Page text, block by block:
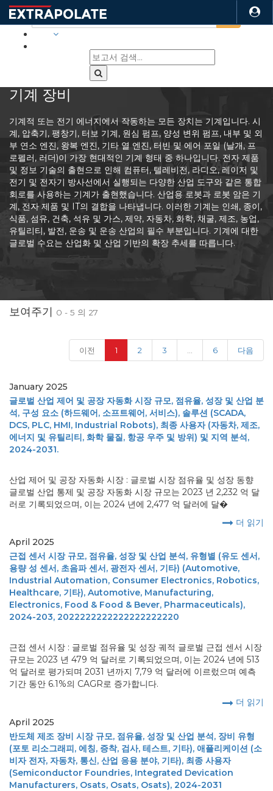
기계 장비
기계적 또는 전기 에너지에서 작동하는 모든 장치는 기계입니다. 시
계, 압축기, 팽창기, 터보 기계, 원심 펌프, 양성 변위 펌프, 내부 및 외
부 연소 엔진, 왕복 엔진, 기타 열 엔진, 터빈 및 에어 포일 (날개, 프
로펠러, 러더)이 가장 현대적인 기계 형태 중 하나입니다. 전자 제품
및 정보 기술의 출현으로 인해 컴퓨터, 텔레비전, 라디오, 레이저 및
전기 및 전자기 방사선에서 실행되는 다양한 산업 도구와 같은 통합
회로를 사용하는 기계가 출현했습니다. 산업용 로봇과 로봇 암은 기
계, 전자 제품 및 IT의 결합을 나타냅니다. 이러한 기계는 인쇄, 종이,
식품, 섬유, 건축, 석유 및 가스, 제약, 자동차, 화학, 채굴, 제조, 농업,
유틸리티, 발전, 운송 및 운송 산업의 필수 부분입니다. 기계에 대한
글로벌 수요는 산업화 및 산업 기반의 확장 추세를 따릅니다.
보여주기 0 - 5 의 27
이전 1 (current)
2 3 6 다음
January 2025
글로벌 산업 제어 및 공장 자동화 시장 규모, 점유율, 성장 및 산업 분
석, 구성 요소 (하드웨어, 소프트웨어, 서비스), 솔루션 (SCADA,
DCS, PLC, HMI, Industrial Robots), 최종 사용자 (자동차, 제조,
에너지 및 유틸리티, 화학 물질, 항공 우주 및 방위) 및 지역 분석,
2024-2031.
산업 제어 및 공장 자동화 시장 : 글로벌 시장 점유율 및 성장 동향
글로벌 산업 통제 및 공장 자동화 시장 규모는 2023 년 2,232 억 달
러로 기록되었으며, 이는 2024 년에 2,477 억 달러에 달�
더 읽기
April 2025
근접 센서 시장 규모, 점유율, 성장 및 산업 분석, 유형별 (유도 센서,
용량 성 센서, 초음파 센서, 광전자 센서, 기타) (Automotive,
Industrial Automation, Consumer Electronics, Robotics,
Healthcare, 기타), Automotive, Manufacturing,
Electronics, Food & Food & Bever, Pharmaceuticals),
2024-203, 2022222222222222222220
근접 센서 시장 : 글로벌 점유율 및 성장 궤적 글로벌 근접 센서 시장
규모는 2023 년 479 억 달러로 기록되었으며, 이는 2024 년에 513
억 달러로 평가되며 2031 년까지 7,79 억 달러에 이르렀으며 예측
기간 동안 6.1%의 CAGR로 증가합니다.
더 읽기
April 2025
반도체 제조 장비 시장 규모, 점유율, 성장 및 산업 분석, 장비 유형
(포토 리소그래피, 에칭, 증착, 검사, 테스트, 기타), 애플리케이션 (소
비자 전자, 자동차, 통신, 산업 응용 분야, 기타), 최종 사용자
(Semiconductor Foundries, Integrated Devication
Manufacturers, Osats, Osats, Osats), 2024-2031